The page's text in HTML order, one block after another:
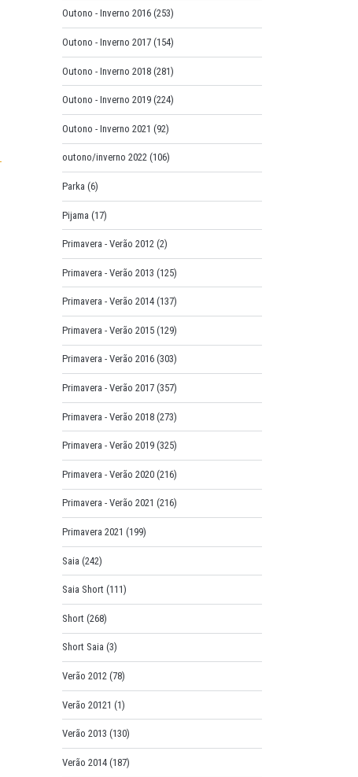
Outono - Inverno 2016 (253)
Outono - Inverno 2017 (154)
Outono - Inverno 2018 (281)
Outono - Inverno 2019 (224)
Outono - Inverno 2021 (92)
outono/inverno 2022 (106)
Parka (6)
Pijama (17)
Primavera - Verão 2012 (2)
Primavera - Verão 2013 (125)
Primavera - Verão 2014 (137)
Primavera - Verão 2015 (129)
Primavera - Verão 2016 (303)
Primavera - Verão 2017 (357)
Primavera - Verão 2018 (273)
Primavera - Verão 2019 (325)
Primavera - Verão 2020 (216)
Primavera - Verão 2021 (216)
Primavera 2021 (199)
Saia (242)
Saia Short (111)
Short (268)
Short Saia (3)
Verão 2012 (78)
Verão 20121 (1)
Verão 2013 (130)
Verão 2014 (187)